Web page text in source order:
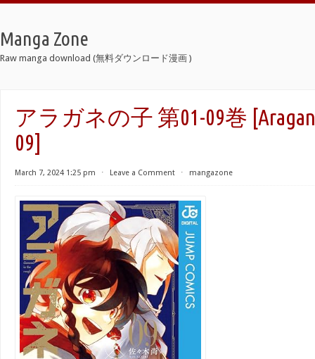
Manga Zone
Raw manga download (無料ダウンロード漫画 )
アラガネの子 第01-09巻
09]
March 7, 2024 1:25 pm ⋅ Leave a Comment ⋅ mangazone